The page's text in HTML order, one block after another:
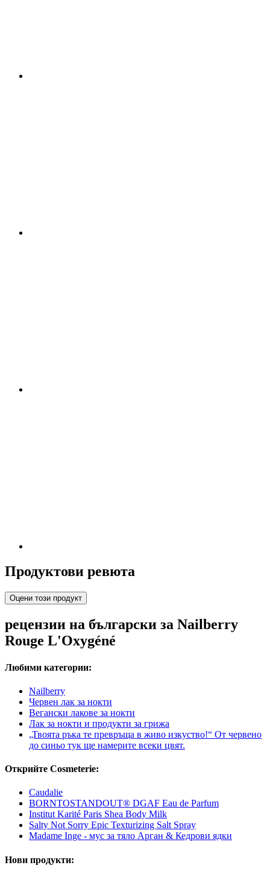
Продуктови ревюта
Оцени този продукт
рецензии на български за Nailberry
Rouge L'Oxygéné
Любими категории:
Nailberry
Червен лак за нокти
Вегански лакове за нокти
Лак за нокти и продукти за грижа
„Твоята ръка те превръща в живо изкуство!“ От червено
до синьо тук ще намерите всеки цвят.
Открийте Cosmeterie:
Caudalie
BORNTOSTANDOUT® DGAF Eau de Parfum
Institut Karité Paris Shea Body Milk
Salty Not Sorry Epic Texturizing Salt Spray
Madame Inge - мус за тяло Арган & Кедрови ядки
Нови продукти: